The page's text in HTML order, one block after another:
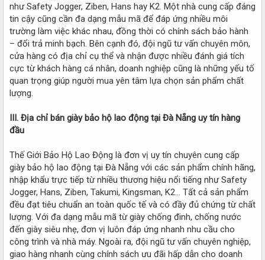
như Safety Jogger, Ziben, Hans hay K2. Một nhà cung cấp đáng
tin cậy cũng cần đa dạng mẫu mã để đáp ứng nhiều môi
trường làm việc khác nhau, đồng thời có chính sách bảo hành
– đổi trả minh bạch. Bên cạnh đó, đội ngũ tư vấn chuyên môn,
cửa hàng có địa chỉ cụ thể và nhận được nhiều đánh giá tích
cực từ khách hàng cá nhân, doanh nghiệp cũng là những yếu tố
quan trọng giúp người mua yên tâm lựa chọn sản phẩm chất
lượng.
III. Địa chỉ bán giày bảo hộ lao động tại Đà Nẵng uy tín hàng
đầu
Thế Giới Bảo Hộ Lao Động là đơn vị uy tín chuyên cung cấp
giày bảo hộ lao động tại Đà Nẵng với các sản phẩm chính hãng,
nhập khẩu trực tiếp từ nhiều thương hiệu nổi tiếng như Safety
Jogger, Hans, Ziben, Takumi, Kingsman, K2… Tất cả sản phẩm
đều đạt tiêu chuẩn an toàn quốc tế và có đầy đủ chứng từ chất
lượng. Với đa dạng mẫu mã từ giày chống đinh, chống nước
đến giày siêu nhẹ, đơn vị luôn đáp ứng nhanh nhu cầu cho
công trình và nhà máy. Ngoài ra, đội ngũ tư vấn chuyên nghiệp,
giao hàng nhanh cùng chính sách ưu đãi hấp dẫn cho doanh